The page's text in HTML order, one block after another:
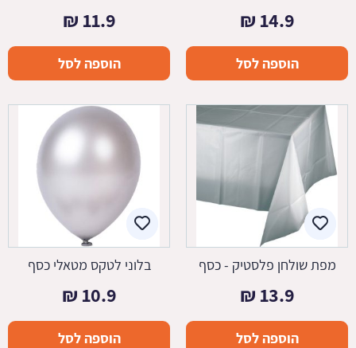
14.9
₪
הוספה לסל
11.9
₪
הוספה לסל
מפת שולחן פלסטיק - כסף
13.9
₪
הוספה לסל
בלוני לטקס מטאלי כסף
10.9
₪
הוספה לסל